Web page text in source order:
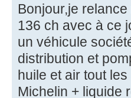
Bonjour,je
136 ch avec à ce
un véhicule
distribution et
huile et air tout
Michelin + liquide